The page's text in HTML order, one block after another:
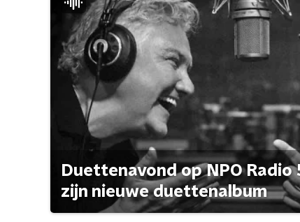
Duettenavond op NPO Radio
zijn nieuwe duettenalbum